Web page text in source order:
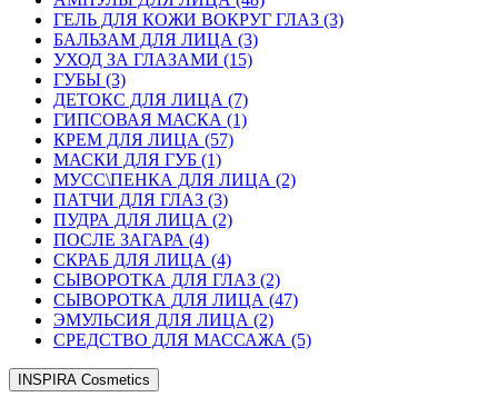
ГЕЛЬ ДЛЯ КОЖИ ВОКРУГ ГЛАЗ (3)
БАЛЬЗАМ ДЛЯ ЛИЦА (3)
УХОД ЗА ГЛАЗАМИ (15)
ГУБЫ (3)
ДЕТОКС ДЛЯ ЛИЦА (7)
ГИПСОВАЯ МАСКА (1)
КРЕМ ДЛЯ ЛИЦА (57)
МАСКИ ДЛЯ ГУБ (1)
МУСС\ПЕНКА ДЛЯ ЛИЦА (2)
ПАТЧИ ДЛЯ ГЛАЗ (3)
ПУДРА ДЛЯ ЛИЦА (2)
ПОСЛЕ ЗАГАРА (4)
СКРАБ ДЛЯ ЛИЦА (4)
СЫВОРОТКА ДЛЯ ГЛАЗ (2)
СЫВОРОТКА ДЛЯ ЛИЦА (47)
ЭМУЛЬСИЯ ДЛЯ ЛИЦА (2)
СРЕДСТВО ДЛЯ МАССАЖА (5)
INSPIRA Cosmetics